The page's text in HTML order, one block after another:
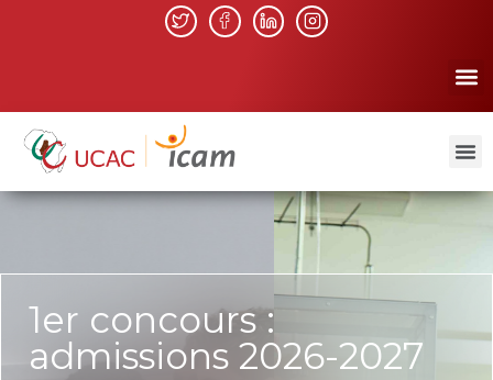
1er concours :
admissions 2026-2027